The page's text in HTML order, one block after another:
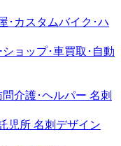
･カスタムバイク･ハ
ョップ･車買取･自動
介護･ヘルパー 名刺
児所 名刺デザイン